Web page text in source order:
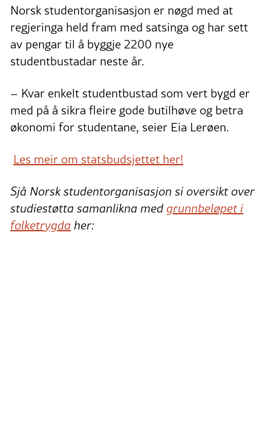
Norsk studentorganisasjon er nøgd med at
regjeringa held fram med satsinga og har sett
av pengar til å byggje 2200 nye
studentbustadar neste år.
– Kvar enkelt studentbustad som vert bygd er
med på å sikra fleire gode butilhøve og betra
økonomi for studentane, seier Eia Lerøen.
Les meir om statsbudsjettet her!
Sjå Norsk studentorganisasjon si oversikt over
studiestøtta samanlikna medgrunnbeløpet i
folketrygda her: